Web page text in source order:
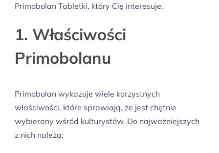
Primobolan Tabletki, który Cię interesuje.
1. Właściwości
Primobolanu
Primobolan wykazuje wiele korzystnych
właściwości, które sprawiają, że jest chętnie
wybierany wśród kulturystów. Do najważniejszych
z nich należą: